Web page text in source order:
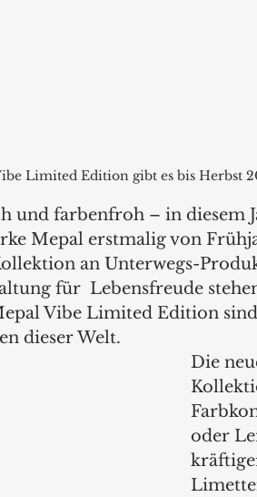
Limited Edition gibt es bis Herbst
und farbenfroh – in diesem
Mepal erstmalig von
an Unterwegs-
für  Lebensfreude
Vibe Limited Edition
dieser Welt.
Die
oder